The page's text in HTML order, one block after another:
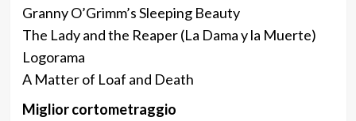
Granny O’Grimm’s Sleeping Beauty
The Lady and the Reaper (La Dama y la Muerte)
Logorama
A Matter of Loaf and Death
Miglior cortometraggio